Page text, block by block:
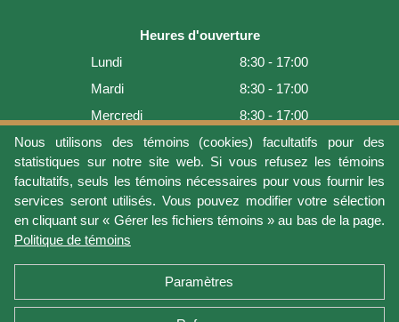
Nous utilisons des témoins (cookies) facultatifs pour des
statistiques sur notre site web. Si vous refusez les témoins
facultatifs, seuls les témoins nécessaires pour vous fournir les
services seront utilisés. Vous pouvez modifier votre sélection
en cliquant sur « Gérer les fichiers témoins » au bas de la page.
Politique de témoins
Paramètres
Heures d'ouverture
Lundi
8:30 - 17:00
Mardi
8:30 - 17:00
Mercredi
8:30 - 17:00
Jeudi
8:30 - 17:00
Vendredi
8:30 - 17:00
Samedi
9:00 - 16:00
Dimanche
Fermé